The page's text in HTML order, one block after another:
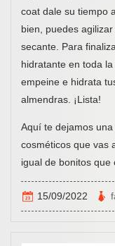
coat dale su tiempo
bien, puedes
secante. Para
hidratante en toda
empeine e hidrata
almendras. ¡Lista!
Aquí te dejamos
cosméticos que vas
igual de bonitos que
15/09/2022